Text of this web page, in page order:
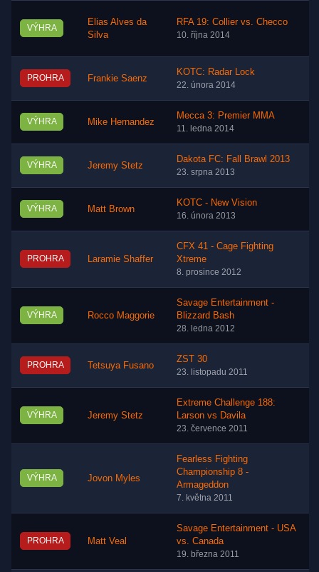
VÝHRA
Elias Alves da
Silva
RFA 19: Collier vs. Checco
10. října 2014
PROHRA Frankie Saenz
KOTC: Radar Lock
22. února 2014
VÝHRA Mike Hernandez
Mecca 3: Premier MMA
11. ledna 2014
VÝHRA Jeremy Stetz
Dakota FC: Fall Brawl 2013
23. srpna 2013
VÝHRA Matt Brown
KOTC - New Vision
16. února 2013
PROHRA Laramie Shaffer
CFX 41 - Cage Fighting
Xtreme
8. prosince 2012
VÝHRA Rocco Maggorie
Savage Entertainment -
Blizzard Bash
28. ledna 2012
PROHRA Tetsuya Fusano
ZST 30
23. listopadu 2011
VÝHRA Jeremy Stetz
Extreme Challenge 188:
Larson vs Davila
23. července 2011
VÝHRA Jovon Myles
Fearless Fighting
Championship 8 -
Armageddon
7. května 2011
PROHRA Matt Veal
Savage Entertainment - USA
vs. Canada
19. března 2011